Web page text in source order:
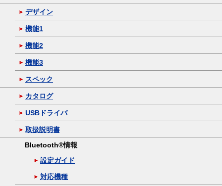
デザイン
機能1
機能2
機能3
スペック
カタログ
USBドライバ
取扱説明書
Bluetooth®情報
設定ガイド
対応機種